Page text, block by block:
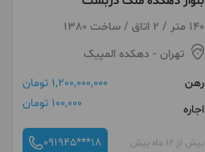
140 متر / 2 اتاق / ساخت 1380
تهران - دهکده المپیک
رهن
1,200,000,000 تومان
اجاره
100,000 تومان
بیش از 12 ماه پیش 091945***18